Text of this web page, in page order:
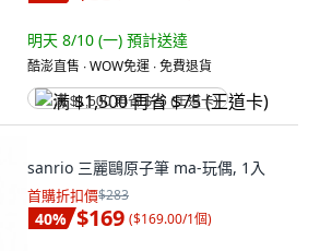
明天 8/10 (一) 預計送達
酷澎直售 ∙ WOW免運 ∙ 免費退貨
满 $1,500 再省 $75 (王道卡)
sanrio 三麗鷗原子筆 ma-玩偶, 1入
首購折扣價$283
40% $169 ($169.00/1個)